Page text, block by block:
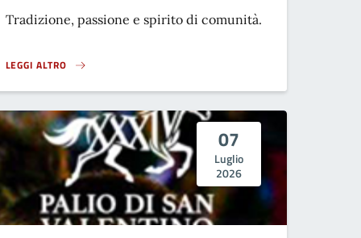
Tradizione, passione e spirito di comunità.
LEGGI ALTRO
PALIO 2026 - PROVE GENERALI DEL PALIO}
07
Luglio
2026